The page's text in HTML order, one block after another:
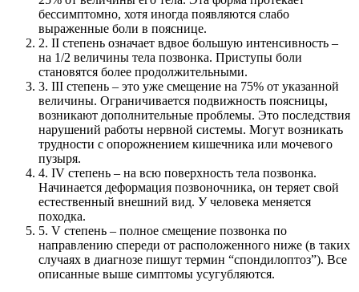
бессимптомно, хотя иногда появляются слабо
выраженные боли в пояснице.
2. II степень означает вдвое большую интенсивность –
на 1/2 величины тела позвонка. Приступы боли
становятся более продолжительными.
3. III степень – это уже смещение на 75% от указанной
величины. Ограничивается подвижность поясницы,
возникают дополнительные проблемы. Это последствия
нарушений работы нервной системы. Могут возникать
трудности с опорожнением кишечника или мочевого
пузыря.
4. IV степень – на всю поверхность тела позвонка.
Начинается деформация позвоночника, он теряет свой
естественный внешний вид. У человека меняется
походка.
5. V степень – полное смещение позвонка по
направлению спереди от расположенного ниже (в таких
случаях в диагнозе пишут термин “спондилоптоз”). Все
описанные выше симптомы усугубляются.